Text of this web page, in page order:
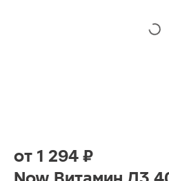
от 1 294 ₽